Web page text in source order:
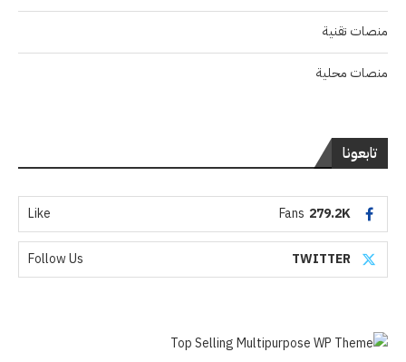
منصات تقنية
منصات محلية
تابعونا
279.2K
Fans
Like
TWITTER
Follow Us